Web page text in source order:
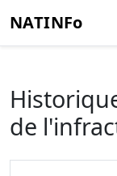
NATINFo
de